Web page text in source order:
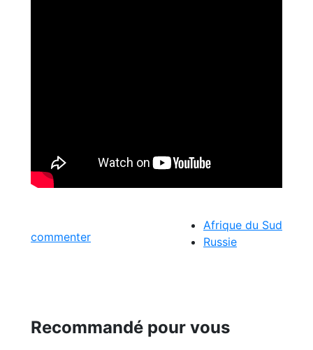
commenter
Afrique du Sud
Russie
Recommandé pour vous